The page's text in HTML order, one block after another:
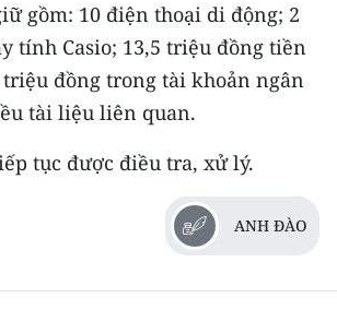
Nội
Hồ Chí Minh
gồm: 10 điện thoại di động; 2
tính Casio; 13,5 triệu đồng tiền
đồng trong tài khoản ngân
tài liệu liên quan.
tục được điều tra, xử lý.
ANH ĐÀO